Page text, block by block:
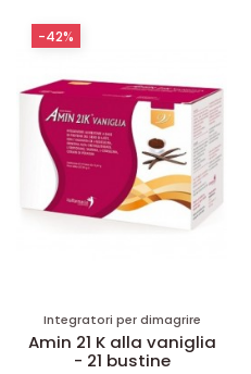
Integratori per dimagrire
Amin 21 K alla vaniglia
- 21 bustine
-42%